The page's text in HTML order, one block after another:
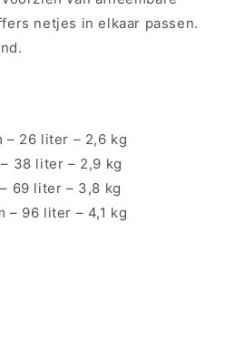
netjes in elkaar passen.
– 26 liter – 2,6 kg
38 liter – 2,9 kg
69 liter – 3,8 kg
– 96 liter – 4,1 kg